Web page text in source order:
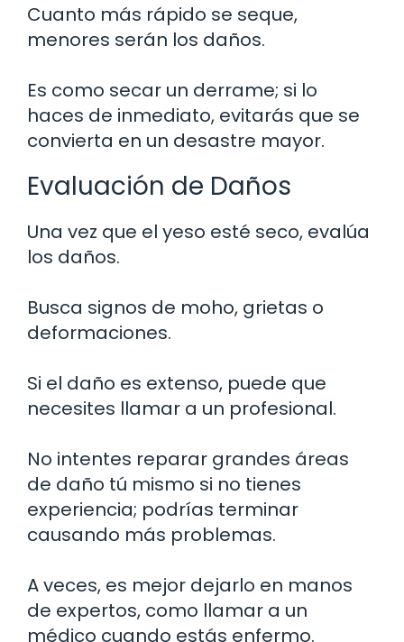
Cuanto más rápido se seque,
menores serán los daños.
Es como secar un derrame; si lo
haces de inmediato, evitarás que se
convierta en un desastre mayor.
Evaluación de Daños
Una vez que el yeso esté seco, evalúa
los daños.
Busca signos de moho, grietas o
deformaciones.
Si el daño es extenso, puede que
necesites llamar a un profesional.
No intentes reparar grandes áreas
de daño tú mismo si no tienes
experiencia; podrías terminar
causando más problemas.
A veces, es mejor dejarlo en manos
de expertos, como llamar a un
médico cuando estás enfermo.